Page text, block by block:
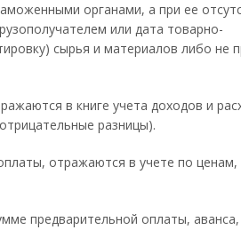
органами, а при ее
или дата товарно-
сырья и материалов либо не
в книге учета доходов и
разницы).
отражаются в учете по
предварительной оплаты, аванса,